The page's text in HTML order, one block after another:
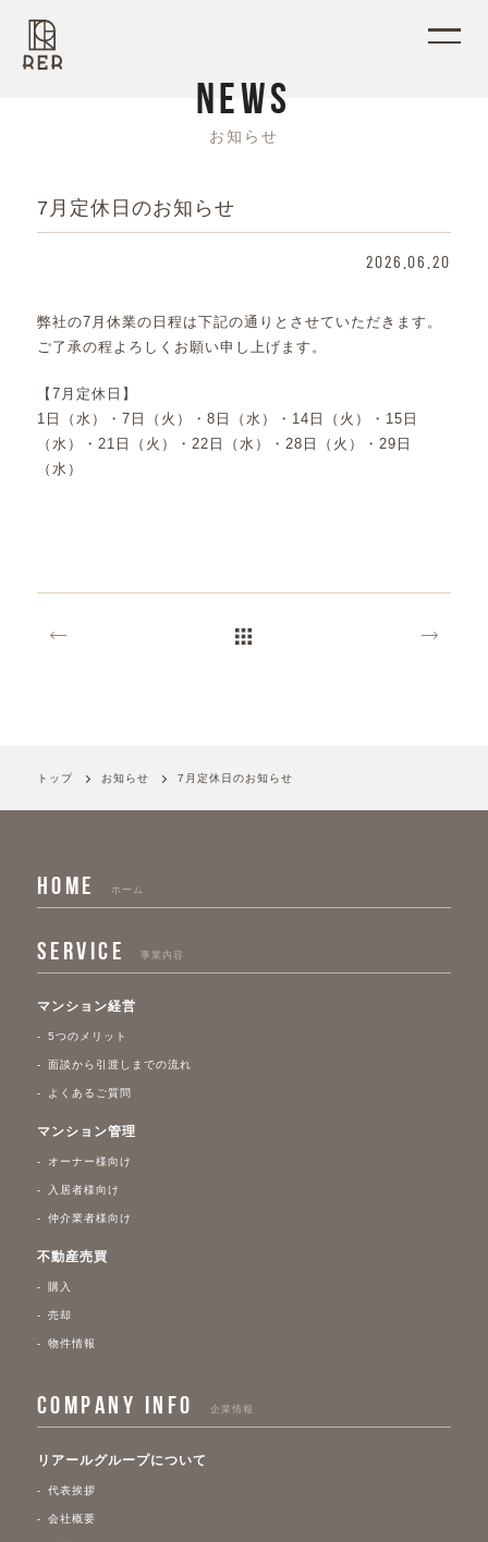
NEWS
お 知 ら せ
7月定休日のお知らせ
2026.06.20
弊社の7月休業の日程は下記の通りとさせていただきます。
ご了承の程よろしくお願い申し上げます。
【7月定休日】
1日（水）・7日（火）・8日（水）・14日（火）・15日
（水）・21日（火）・22日（水）・28日（火）・29日
（水）
トップ お知らせ 7月定休日のお知らせ
HOME ホーム
SERVICE 事業内容
マンション経営
5つのメリット
面談から引渡しまでの流れ
よくあるご質問
マンション管理
オーナー様向け
入居者様向け
仲介業者様向け
不動産売買
購入
売却
物件情報
COMPANY INFO 企業情報
リアールグループについて
代表挨拶
会社概要